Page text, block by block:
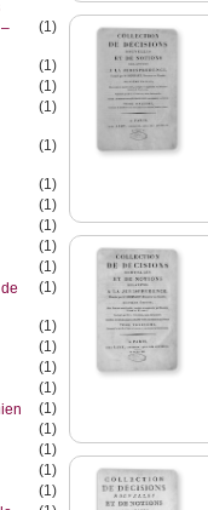
(1)
(1)
(1)
(1)
(1)
(1)
(1)
(1)
(1)
(1)
(1)
(1)
(1)
(1)
(1)
(1)
(1)
(1)
(1)
(1)